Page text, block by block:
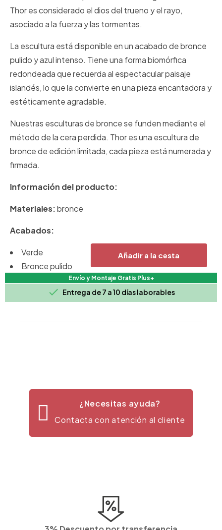
Añadir a la cesta
Envío y Montaje Gratis Plus+
 Entrega de 7 a 10 días laborables
Thor es considerado el dios del trueno y el rayo,
asociado a la fuerza y las tormentas.
La escultura está disponible en un acabado de bronce
pulido y azul intenso. Tiene una forma biomórfica
redondeada que recuerda al espectacular paisaje
islandés, lo que la convierte en una pieza encantadora y
estéticamente agradable.
Nuestras esculturas de bronce se funden mediante el
método de la cera perdida. Thor es una escultura de
bronce de edición limitada, cada pieza está numerada y
firmada.
Información del producto:
Materiales:bronce
Acabados:
Verde
Bronce pulido
Dimensiones: 10x10x19.5h cm.
¿Necesitas ayuda?
Contacta con atención al cliente